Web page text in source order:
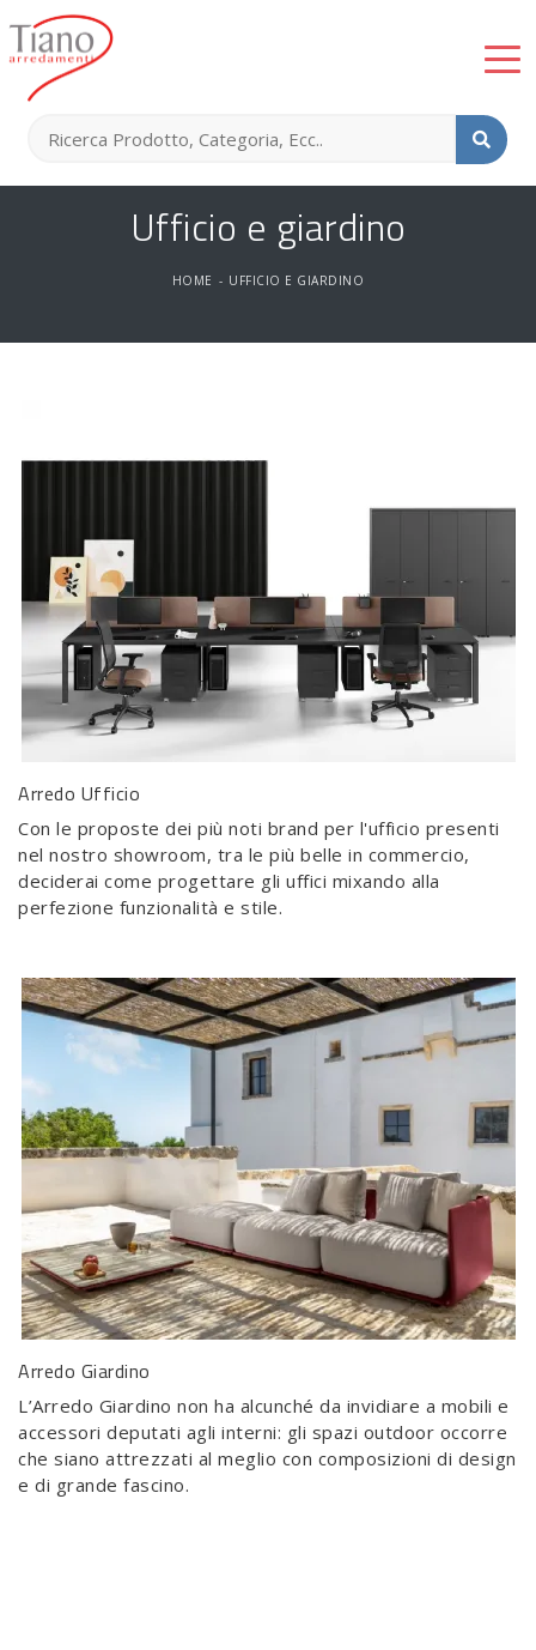
Ufficio e giardino
HOME - UFFICIO E GIARDINO
Arredo Ufficio
Con le proposte dei più noti brand per l'ufficio presenti
nel nostro showroom, tra le più belle in commercio,
deciderai come progettare gli uffici mixando alla
perfezione funzionalità e stile.
Arredo Giardino
L’Arredo Giardino non ha alcunché da invidiare a mobili e
accessori deputati agli interni: gli spazi outdoor occorre
che siano attrezzati al meglio con composizioni di design
e di grande fascino.